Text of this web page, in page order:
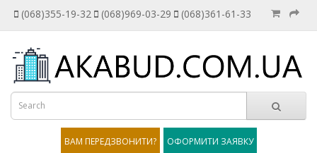
(068)355-19-32 (068)969-03-29 (068)361-61-33
ВАМ ПЕРЕДЗВОНИТИ? ОФОРМИТИ ЗАЯВКУ